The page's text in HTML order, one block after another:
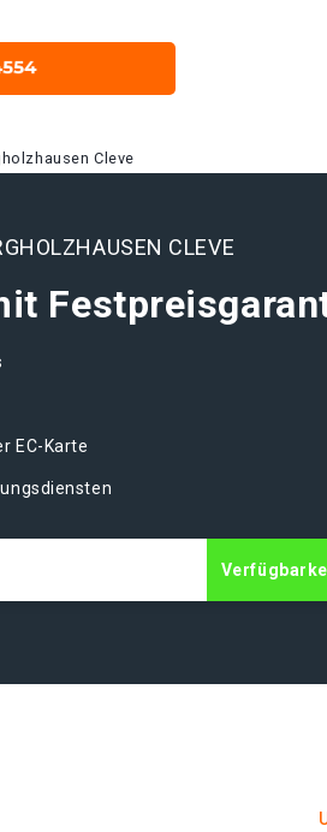
Cleve
CLEVE
EC-Karte